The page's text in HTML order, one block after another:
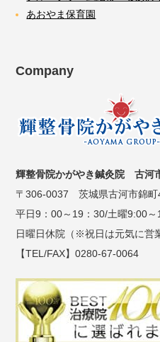
あおやま保育園
Company
輝整骨院かがやき鍼灸院 古河
〒306-0037 茨城県古河市錦町
平日9：00～19：30/土曜9:00
日曜日休院（※祝日は元気に営
【TEL/FAX】0280-67-0064